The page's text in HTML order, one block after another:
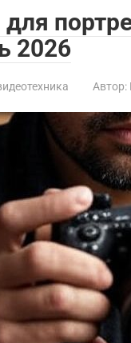
2026
Автор: